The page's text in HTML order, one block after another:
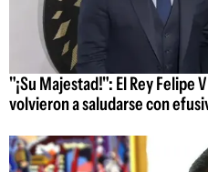
"¡Su Majestad!": El Rey Felipe
volvieron a saludarse con